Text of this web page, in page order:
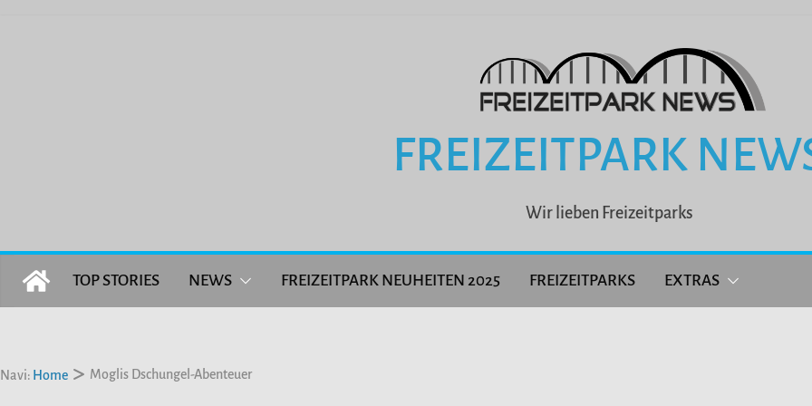
FREIZEITPARK
Wir lieben Freizeitparks
TOP STORIES NEWS FREIZEITPARK NEUHEITEN 2025 FREIZEITPARKS EXTRAS
Navi: Home Moglis Dschungel-Abenteuer